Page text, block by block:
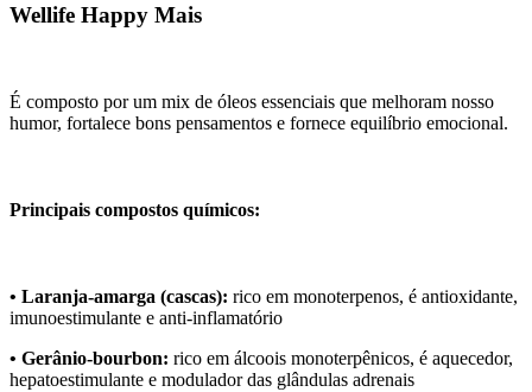
Wellife Happy Mais
É composto por um mix de óleos essenciais que melhoram nosso
humor, fortalece bons pensamentos e fornece equilíbrio emocional.
Principais compostos químicos:
• Laranja-amarga (cascas): rico em monoterpenos, é antioxidante,
imunoestimulante e anti-inflamatório
• Gerânio-bourbon: rico em álcoois monoterpênicos, é aquecedor,
hepatoestimulante e modulador das glândulas adrenais